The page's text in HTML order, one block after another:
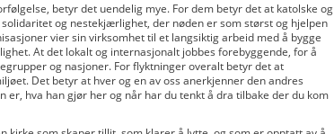
betyr det uendelig mye. For dem betyr det at katolske og
og nestekjærlighet, der nøden er som størst og hjelpen
vier sin virksomhet til et langsiktig arbeid med å bygge
At det lokalt og internasjonalt jobbes forebyggende, for å
og nasjoner. For flyktninger overalt betyr det at
Det betyr at hver og en av oss anerkjenner den andres
er, hva han gjør her og når har du tenkt å dra tilbake der du kom